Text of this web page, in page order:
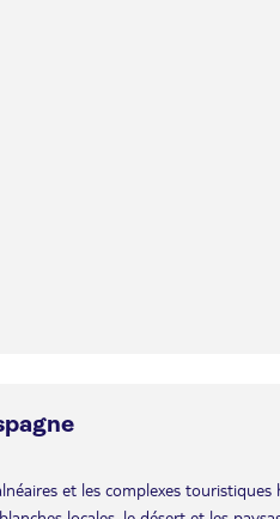
et les complexes